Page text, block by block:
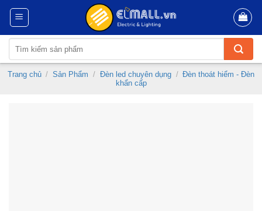
Skip
content
kiếm:
Trang chủ / Sản Phẩm / Đèn led chuyên dụng / Đèn thoát hiểm - Đèn
khẩn cấp